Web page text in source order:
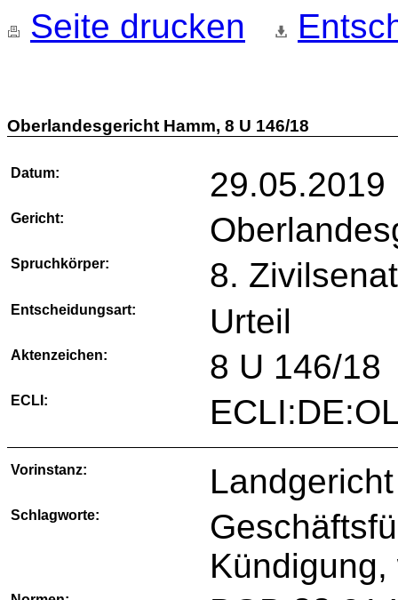
Seite drucken
Oberlandesgericht Hamm, 8 U 146/18
Datum: 29.05.2019
Gericht:
Spruchkörper: 8. Zivilsenat
Entscheidungsart: Urteil
Aktenzeichen: 8 U 146/18
ECLI:
Vorinstanz:
Schlagworte: